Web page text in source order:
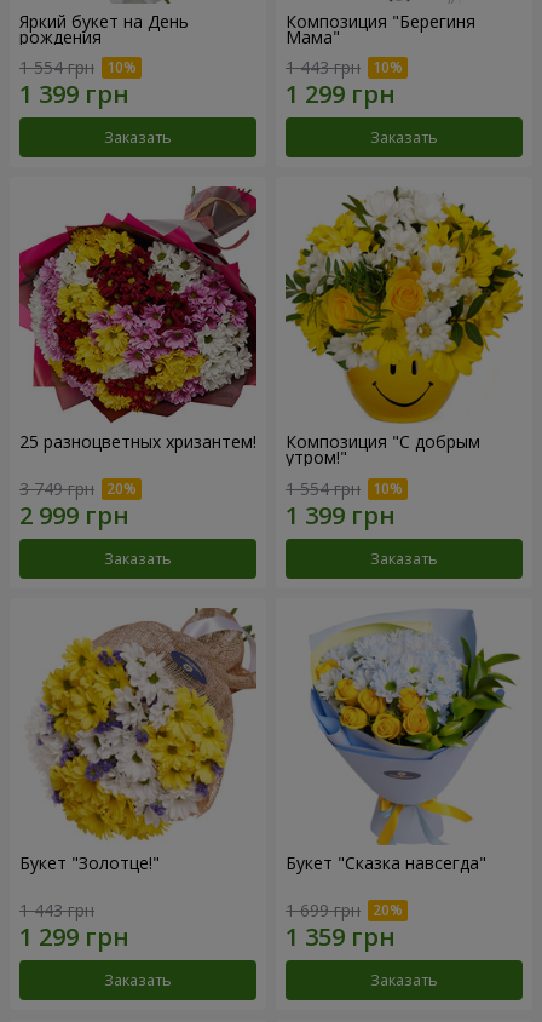
Яркий букет на День
рождения
1 554 грн
Заказать
Композиция "Берегиня
Мама"
1 443 грн
Заказать
25 разноцветных хризантем!
3 749 грн
Заказать
Композиция "С добрым
утром!"
1 554 грн
Заказать
Букет "Золотце!"
1 443 грн
Заказать
Букет "Сказка навсегда"
1 699 грн
Заказать